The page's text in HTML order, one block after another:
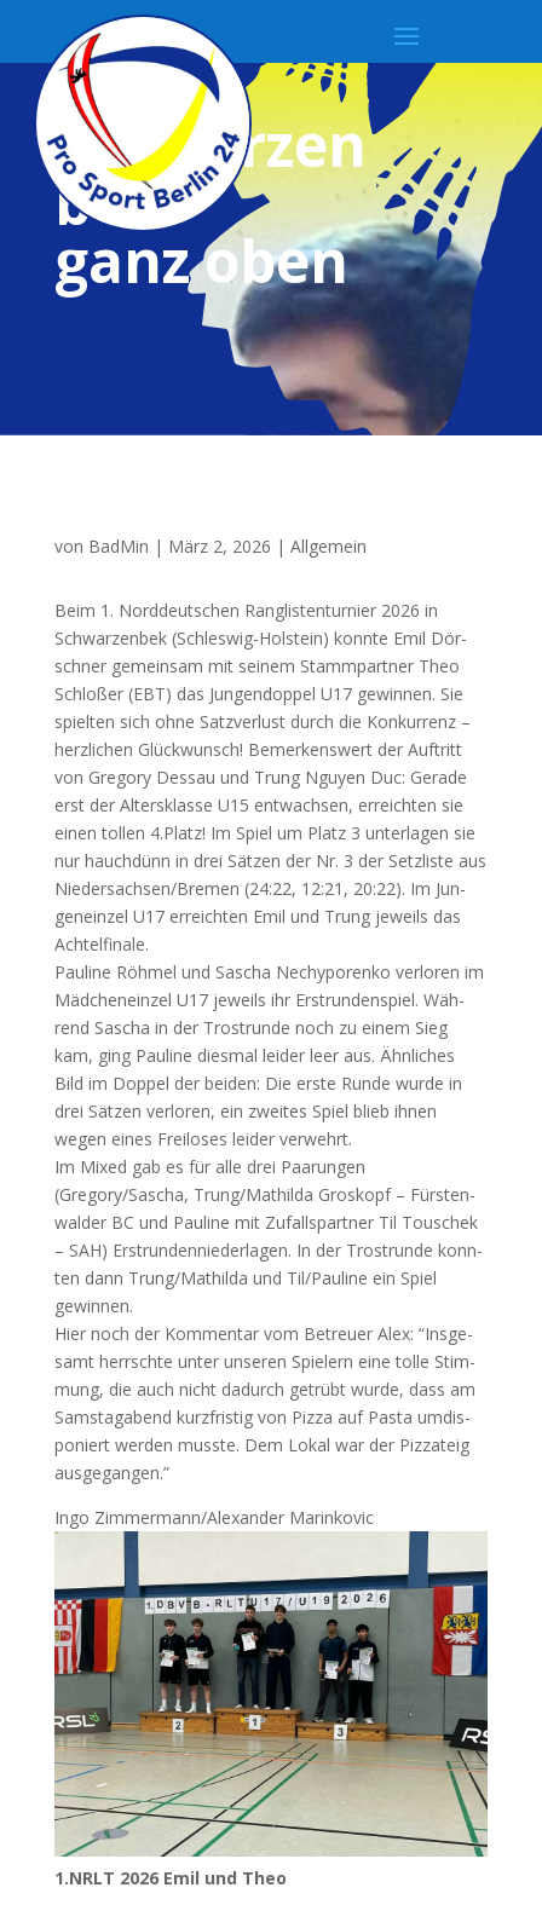
Emil in
Schwarzen
bek
ganz oben
von BadMin | März 2, 2026 | Allgemein
Beim 1. Nord­deut­schen Rang­lis­ten­tur­nier 2026 in
Schwar­zen­bek (Schles­wig-Hol­stein) konn­te Emil Dör­
sch­ner gemein­sam mit sei­nem Stamm­part­ner Theo
Schlo­ßer (EBT) das Jun­gen­dop­pel U17gewin­nen. Sie
spiel­ten sich ohne Satz­ver­lust durch die Kon­kur­renz –
herz­li­chen Glück­wunsch! Bemer­kens­wert der Auf­tritt
von Gre­go­ry Des­sau und Trung Nguy­en Duc: Gera­de
erst der Alters­klas­se U15 ent­wach­sen, erreich­ten sie
einen tol­len 4.Platz! Im Spiel um Platz 3 unter­la­gen sie
nur hauch­dünn in drei Sät­zen der Nr. 3 der Setz­lis­te aus
Niedersachsen/Bremen (24:22, 12:21, 20:22). Im Jun­
gen­ein­zel U17erreich­ten Emil und Trung jeweils das
Ach­tel­fi­na­le.
Pau­li­ne Röh­mel und Sascha Nec­hy­po­ren­ko ver­lo­ren im
Mäd­chen­ein­zel U17jeweils ihr Erst­run­den­spiel. Wäh­
rend Sascha in der Trost­run­de noch zu einem Sieg
kam, ging Pau­li­ne dies­mal lei­der leer aus. Ähn­li­ches
Bild im Dop­pel der bei­den: Die ers­te Run­de wur­de in
drei Sät­zen ver­lo­ren, ein zwei­tes Spiel blieb ihnen
wegen eines Frei­lo­ses lei­der ver­wehrt.
Im Mixed gab es für alle drei Paa­run­gen
(Gregory/Sascha, Trung/Mathilda Gro­skopf – Fürs­ten­
wal­der BC und Pau­li­ne mit Zufalls­part­ner Til Tou­schek
– SAH) Erst­run­den­nie­der­la­gen. In der Trost­run­de konn­
ten dann Trung/Mathilda und Til/Pauline ein Spiel
gewin­nen.
Hier noch der Kom­men­tar vom Betreu­er Alex: “Ins­ge­
samt herrsch­te unter unse­ren Spie­lern eine tol­le Stim­
mung, die auch nicht dadurch getrübt wur­de, dass am
Sams­tag­abend kurz­fris­tig von Piz­za auf Pas­ta umdis­
po­niert wer­den muss­te. Dem Lokal war der Piz­za­teig
ausgegangen.”
Ingo Zimmermann/Alexander Marinkovic
1.NRLT 2026 Emil und Theo